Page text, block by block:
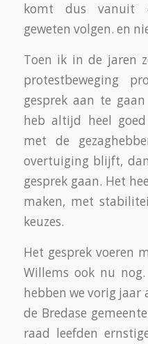
komt dus vanuit
geweten volgen. en
Toen ik in de jaren
protestbeweging
gesprek aan te
heb altijd heel
met de
overtuiging blijft,
gesprek gaan. Het
maken, met
keuzes.
Het gesprek voeren
Willems ook nu
hebben we vorig jaar
de Bredase
raad leefden